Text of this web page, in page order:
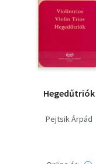
Hegedűtriók
Pejtsik Árpád